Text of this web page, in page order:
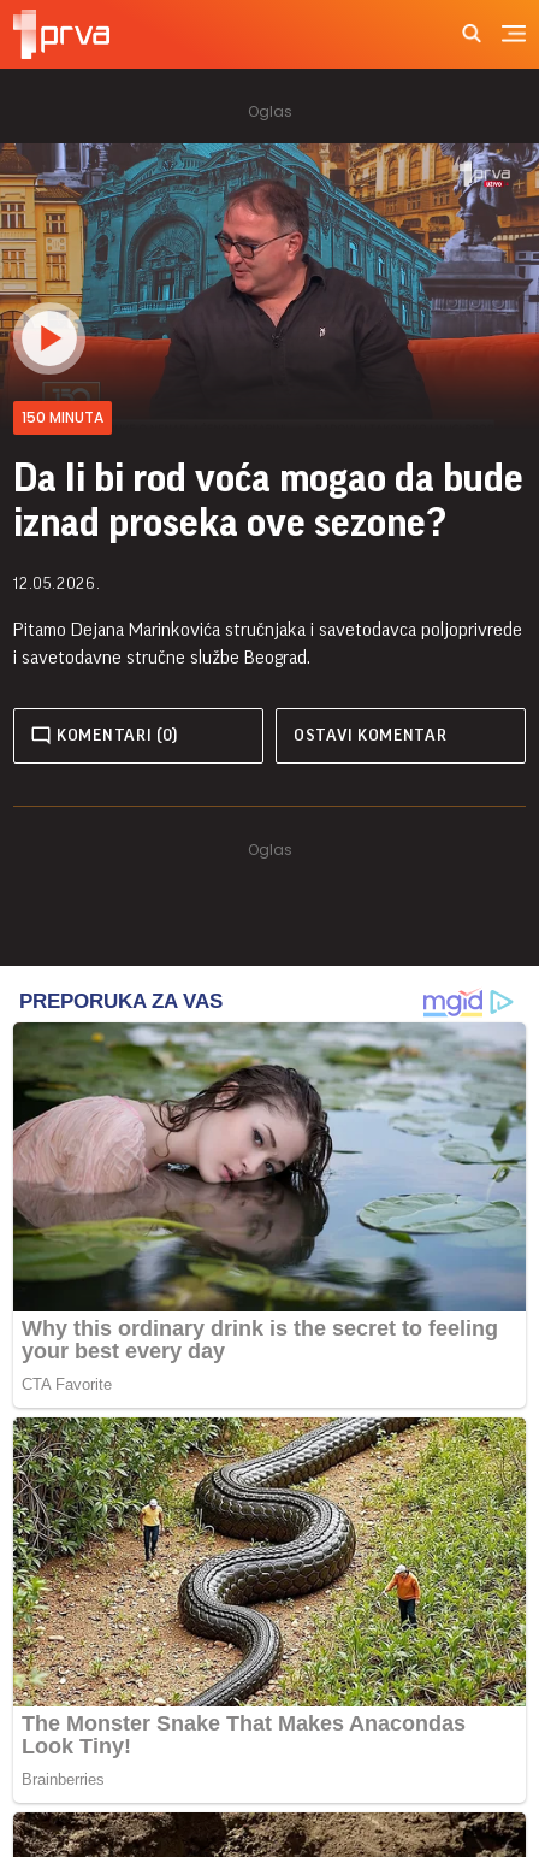
150 MINUTA
Da li bi rod voća mogao da bude
iznad proseka ove sezone?
12.05.2026.
Pitamo Dejana Marinkovića stručnjaka i savetodavca poljoprivrede
i savetodavne stručne službe Beograd.
KOMENTARI (0) OSTAVI KOMENTAR